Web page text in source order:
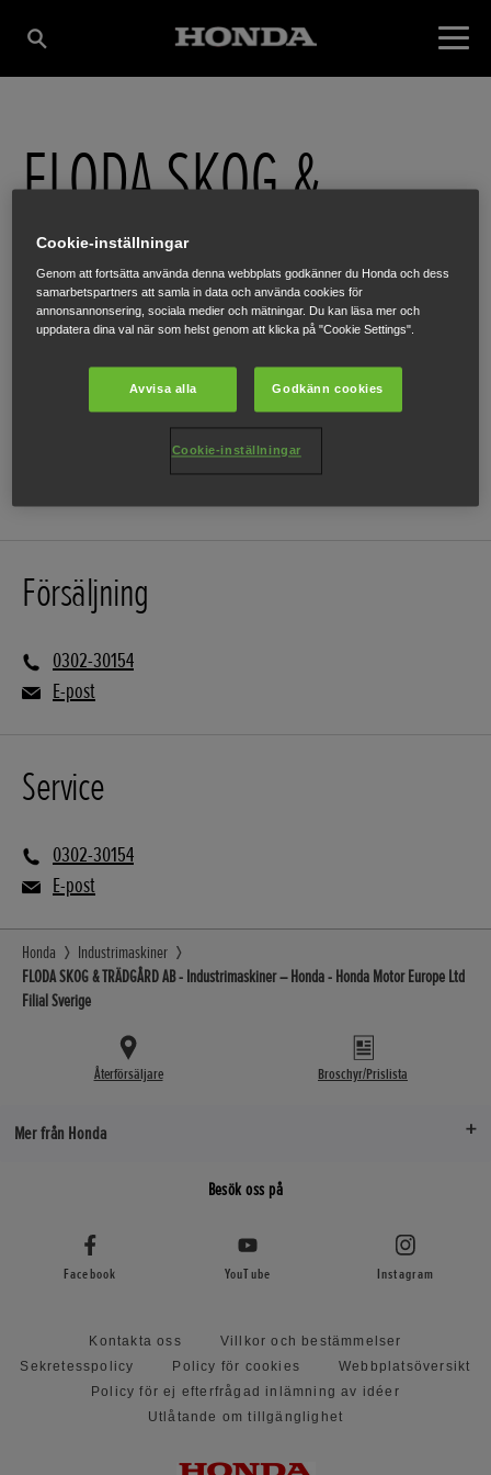
FLODA SKOG &
TRÄDGÅRD AB
BROVÄGEN 20,FLODA,448 31
FÅ VÄGBESKRIVNING
Försäljning
0302-30154
E-post
Service
0302-30154
E-post
Honda
Industrimaskiner
FLODA SKOG & TRÄDGÅRD AB - Industrimaskiner – Honda - Honda Motor Europe Ltd
Filial Sverige
Återförsäljare Broschyr/Prislista
Mer från Honda
Besök oss på
Facebook YouTube Instagram
Kontakta oss
Villkor och bestämmelser
Sekretesspolicy
Policy för cookies
Webbplatsöversikt
Policy för ej efterfrågad inlämning av idéer
Utlåtande om tillgänglighet
Cookie-inställningar
Genom att fortsätta använda denna webbplats godkänner du Honda och dess
samarbetspartners att samla in data och använda cookies för
annonsannonsering, sociala medier och mätningar. Du kan läsa mer och
uppdatera dina val när som helst genom att klicka på "Cookie Settings".
Avvisa alla Godkänn cookies
Cookie-inställningar